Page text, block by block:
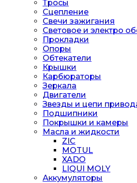
Тросы
Сцепление
Свечи зажигания
Световое и электро
Прокладки
Опоры
Обтекатели
Крышки
Карбюраторы
Зеркала
Двигатели
Звезды и цепи
Подшипники
Покрышки и камеры
Масла и жидкости
ZIC
MOTUL
XADO
LIQUI MOLY
Аккумуляторы